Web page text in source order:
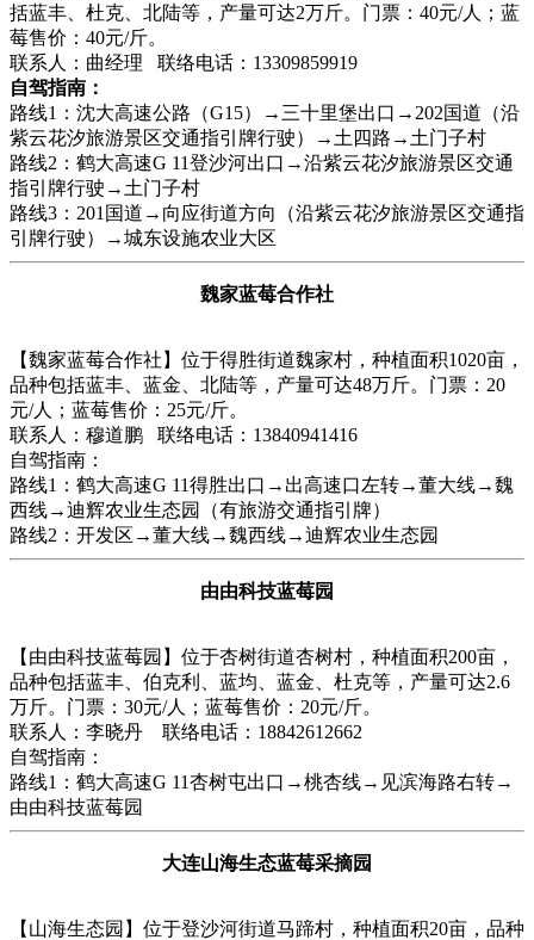
括蓝丰、杜克、北陆等，产量可达2万斤。门票：40元/人；蓝
莓售价：40元/斤。
联系人：曲经理 联络电话：13309859919
自驾指南：
路线1：沈大高速公路（G15）→三十里堡出口→202国道（沿
紫云花汐旅游景区交通指引牌行驶）→土四路→土门子村
路线2：鹤大高速G 11登沙河出口→沿紫云花汐旅游景区交通
指引牌行驶→土门子村
路线3：201国道→向应街道方向（沿紫云花汐旅游景区交通指
引牌行驶）→城东设施农业大区
魏家蓝莓合作社
【魏家蓝莓合作社】位于得胜街道魏家村，种植面积1020亩，
品种包括蓝丰、蓝金、北陆等，产量可达48万斤。门票：20
元/人；蓝莓售价：25元/斤。
联系人：穆道鹏 联络电话：13840941416
自驾指南：
路线1：鹤大高速G 11得胜出口→出高速口左转→董大线→魏
西线→迪辉农业生态园（有旅游交通指引牌）
路线2：开发区→董大线→魏西线→迪辉农业生态园
由由科技蓝莓园
【由由科技蓝莓园】位于杏树街道杏树村，种植面积200亩，
品种包括蓝丰、伯克利、蓝均、蓝金、杜克等，产量可达2.6
万斤。门票：30元/人；蓝莓售价：20元/斤。
联系人：李晓丹 联络电话：18842612662
自驾指南：
路线1：鹤大高速G 11杏树屯出口→桃杏线→见滨海路右转→
由由科技蓝莓园
大连山海生态蓝莓采摘园
【山海生态园】位于登沙河街道马蹄村，种植面积20亩，品种